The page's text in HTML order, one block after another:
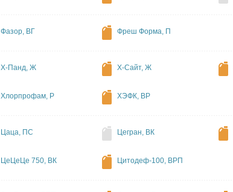
Фазор, ВГ Фреш Форма, П
Х-Панд, Ж Х-Сайт, Ж
Хлорпрофам, Р ХЭФК, ВР
Цаца, ПС Цегран, ВК
ЦеЦеЦе 750, ВК Цитодеф-100, ВРП